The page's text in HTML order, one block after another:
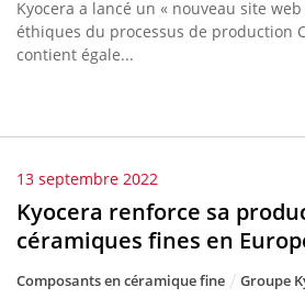
Kyocera a lancé un « nouveau site
éthiques du processus de production
contient égale...
13 septembre 2022
Kyocera renforce sa
céramiques fines en
Composants en céramique fine Groupe